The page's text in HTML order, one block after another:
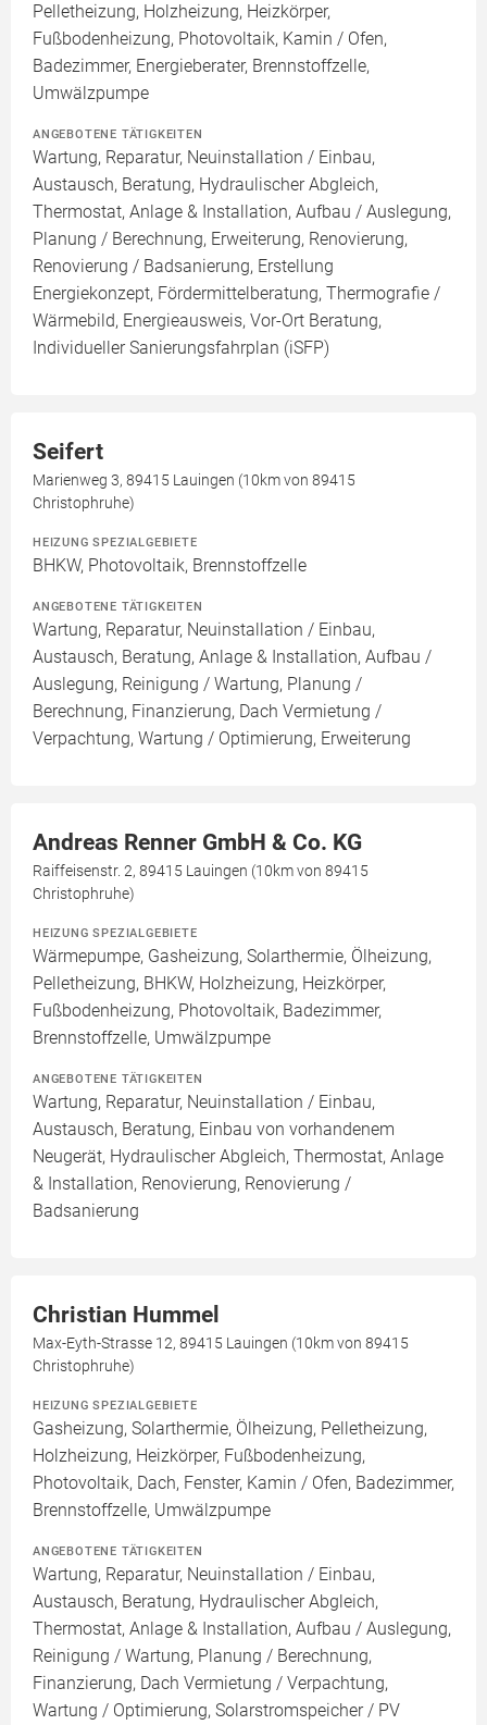
Pelletheizung, Holzheizung, Heizkörper,
Fußbodenheizung, Photovoltaik, Kamin / Ofen,
Badezimmer, Energieberater, Brennstoffzelle,
Umwälzpumpe
ANGEBOTENE TÄTIGKEITEN
Wartung, Reparatur, Neuinstallation / Einbau,
Austausch, Beratung, Hydraulischer Abgleich,
Thermostat, Anlage & Installation, Aufbau / Auslegung,
Planung / Berechnung, Erweiterung, Renovierung,
Renovierung / Badsanierung, Erstellung
Energiekonzept, Fördermittelberatung, Thermografie /
Wärmebild, Energieausweis, Vor-Ort Beratung,
Individueller Sanierungsfahrplan (iSFP)
Seifert
Marienweg 3, 89415 Lauingen (10km von 89415
Christophruhe)
HEIZUNG SPEZIALGEBIETE
BHKW, Photovoltaik, Brennstoffzelle
ANGEBOTENE TÄTIGKEITEN
Wartung, Reparatur, Neuinstallation / Einbau,
Austausch, Beratung, Anlage & Installation, Aufbau /
Auslegung, Reinigung / Wartung, Planung /
Berechnung, Finanzierung, Dach Vermietung /
Verpachtung, Wartung / Optimierung, Erweiterung
Andreas Renner GmbH & Co. KG
Raiffeisenstr. 2, 89415 Lauingen (10km von 89415
Christophruhe)
HEIZUNG SPEZIALGEBIETE
Wärmepumpe, Gasheizung, Solarthermie, Ölheizung,
Pelletheizung, BHKW, Holzheizung, Heizkörper,
Fußbodenheizung, Photovoltaik, Badezimmer,
Brennstoffzelle, Umwälzpumpe
ANGEBOTENE TÄTIGKEITEN
Wartung, Reparatur, Neuinstallation / Einbau,
Austausch, Beratung, Einbau von vorhandenem
Neugerät, Hydraulischer Abgleich, Thermostat, Anlage
& Installation, Renovierung, Renovierung /
Badsanierung
Christian Hummel
Max-Eyth-Strasse 12, 89415 Lauingen (10km von 89415
Christophruhe)
HEIZUNG SPEZIALGEBIETE
Gasheizung, Solarthermie, Ölheizung, Pelletheizung,
Holzheizung, Heizkörper, Fußbodenheizung,
Photovoltaik, Dach, Fenster, Kamin / Ofen, Badezimmer,
Brennstoffzelle, Umwälzpumpe
ANGEBOTENE TÄTIGKEITEN
Wartung, Reparatur, Neuinstallation / Einbau,
Austausch, Beratung, Hydraulischer Abgleich,
Thermostat, Anlage & Installation, Aufbau / Auslegung,
Reinigung / Wartung, Planung / Berechnung,
Finanzierung, Dach Vermietung / Verpachtung,
Wartung / Optimierung, Solarstromspeicher / PV